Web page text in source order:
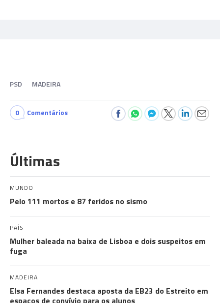
PSD MADEIRA
0 Comentários
Últimas
MUNDO
Pelo 111 mortos e 87 feridos no sismo
PAÍS
Mulher baleada na baixa de Lisboa e dois suspeitos em
fuga
MADEIRA
Elsa Fernandes destaca aposta da EB23 do Estreito em
espaços de convívio para os alunos